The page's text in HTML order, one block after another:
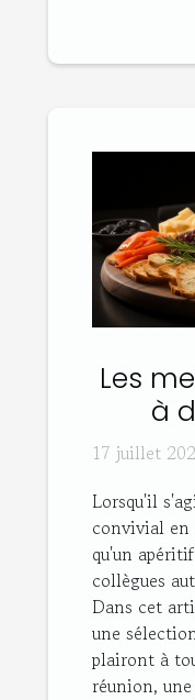
Les
à
17 juillet
Lorsqu'il
convivial en
qu'un
collègues
Dans cet
une
plairont à
réunion,